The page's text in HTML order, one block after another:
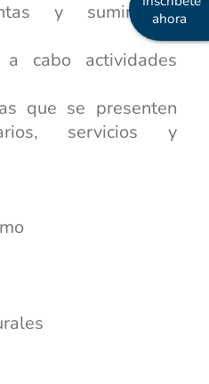
ahora
y suministrar
cabo actividades
que se presenten
servicios y